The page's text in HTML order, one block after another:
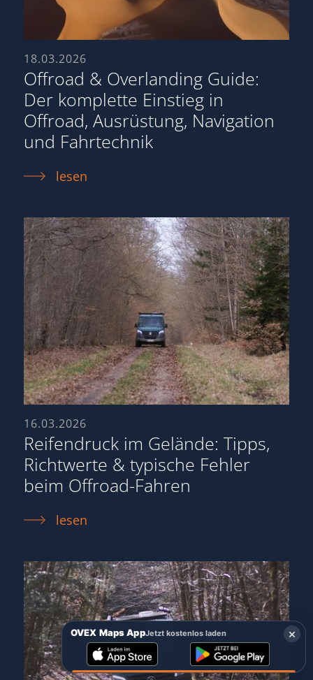
18.03.2026
Offroad & Overlanding Guide:
Der komplette Einstieg in
Offroad, Ausrüstung, Navigation
und Fahrtechnik
lesen
16.03.2026
Reifendruck im Gelände: Tipps,
Richtwerte & typische Fehler
beim Offroad-Fahren
lesen
×
OVEX Maps AppJetzt kostenlos laden